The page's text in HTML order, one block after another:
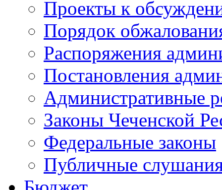
Проекты к
Порядок
Распоряжения
Постановления
Административные
Законы Чеченской
Федеральные законы
Публичные